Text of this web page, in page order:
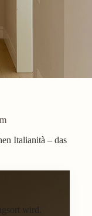
Italianità – das
wird.